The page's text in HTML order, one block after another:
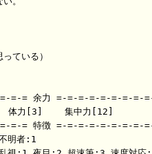
ている）
=-= 余力 =-=-=-=-=-=-=-=-
力[3]    集中力[12]
=-= 特徴 =-=-=-=-=-=-=-=-
明者:1